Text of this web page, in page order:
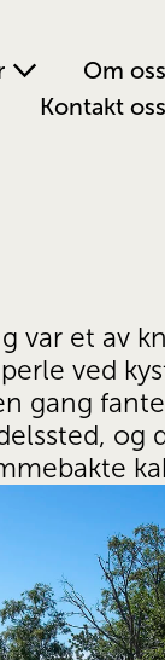
Om oss
Kontakt oss
var et av
ved
gang
og